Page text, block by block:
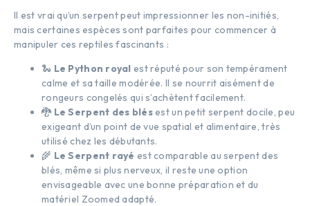
Il est vrai qu’un serpent peut impressionner les non-initiés,
mais certaines espèces sont parfaites pour commencer à
manipuler ces reptiles fascinants :
🐍 Le Python royal est réputé pour son tempérament
calme et sa taille modérée. Il se nourrit aisément de
rongeurs congelés qui s’achètent facilement.
🐉 Le Serpent des blésest un petit serpent docile, peu
exigeant d’un point de vue spatial et alimentaire, très
utilisé chez les débutants.
🌾 Le Serpent rayé est comparable au serpent des
blés, même si plus nerveux, il reste une option
envisageable avec une bonne préparation et du
matériel Zoomed adapté.